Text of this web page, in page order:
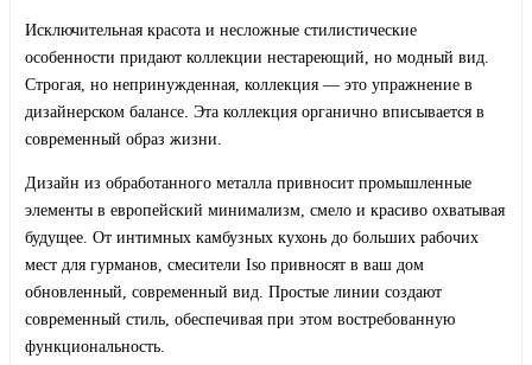
Исключительная красота и несложные стилистические
особенности придают коллекции нестареющий, но модный вид.
Строгая, но непринужденная, коллекция — это упражнение в
дизайнерском балансе. Эта коллекция органично вписывается в
современный образ жизни.
Дизайн из обработанного металла привносит промышленные
элементы в европейский минимализм, смело и красиво охватывая
будущее. От интимных камбузных кухонь до больших рабочих
мест для гурманов, смесители Iso привносят в ваш дом
обновленный, современный вид. Простые линии создают
современный стиль, обеспечивая при этом востребованную
функциональность.